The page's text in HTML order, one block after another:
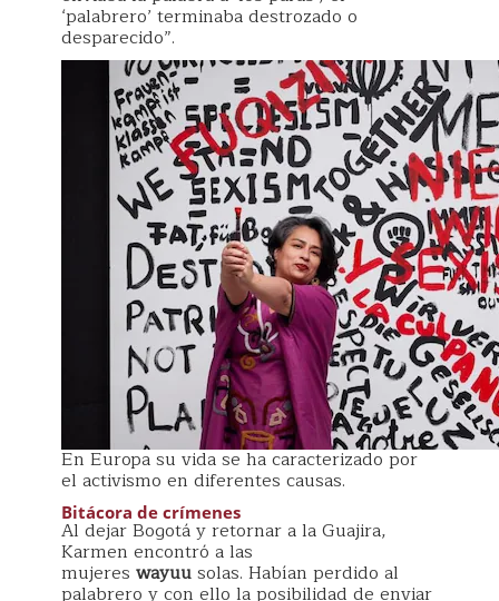
‘palabrero’ terminaba destrozado o
desparecido”.
En Europa su vida se ha caracterizado por
el activismo en diferentes causas.
Bitácora de crímenes
Al dejar Bogotá y retornar a la Guajira,
Karmen encontró a las
mujeres wayuusolas. Habían perdido al
palabrero y con ello la posibilidad de enviar